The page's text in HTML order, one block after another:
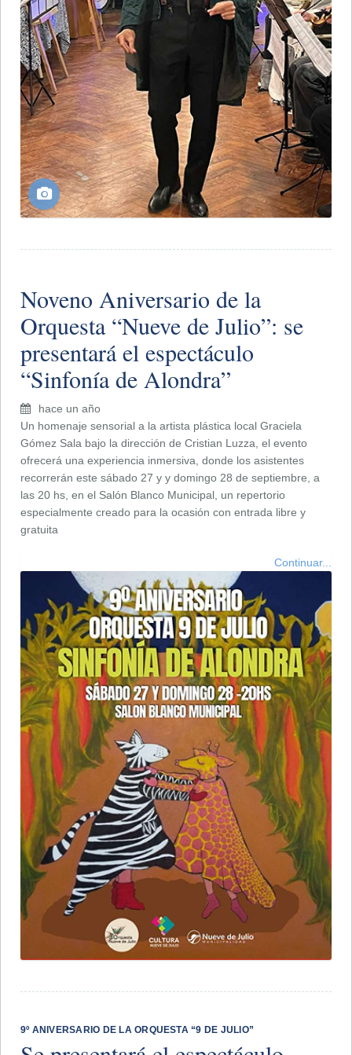
​Noveno Aniversario de la
Orquesta “Nueve de Julio”: se
presentará el espectáculo
“Sinfonía de Alondra”
hace un año
Un homenaje sensorial a la artista plástica local Graciela
Gómez Sala bajo la dirección de Cristian Luzza, el evento
ofrecerá una experiencia inmersiva, donde los asistentes
recorrerán este sábado 27 y y domingo 28 de septiembre, a
las 20 hs, en el Salón Blanco Municipal, un repertorio
especialmente creado para la ocasión con entrada libre y
gratuita
Continuar...
​9º ANIVERSARIO DE LA ORQUESTA “9 DE JULIO”